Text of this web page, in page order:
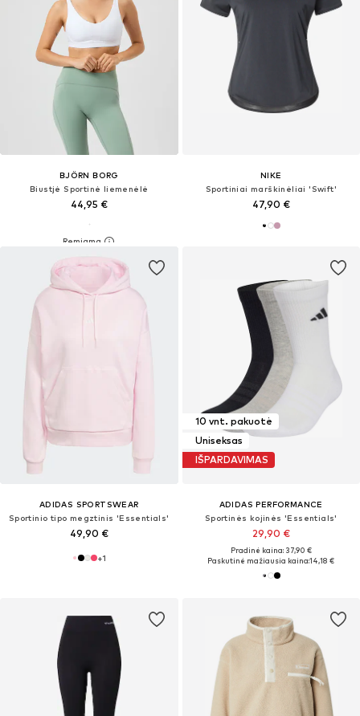
BJÖRN BORG
Biustjė Sportinė liemenėlė
44,95 €
NIKE
Sportiniai marškinėliai 'Swift'
47,90 €
ADIDAS SPORTSWEAR
Sportinio tipo megztinis 'Essentials'
49,90 €
+1
10 vnt. pakuotė
Uniseksas
IŠPARDAVIMAS
ADIDAS PERFORMANCE
Sportinės kojinės 'Essentials'
29,90 €
Pradinė kaina: 37,90 €
Paskutinė mažiausia kaina:14,18 €